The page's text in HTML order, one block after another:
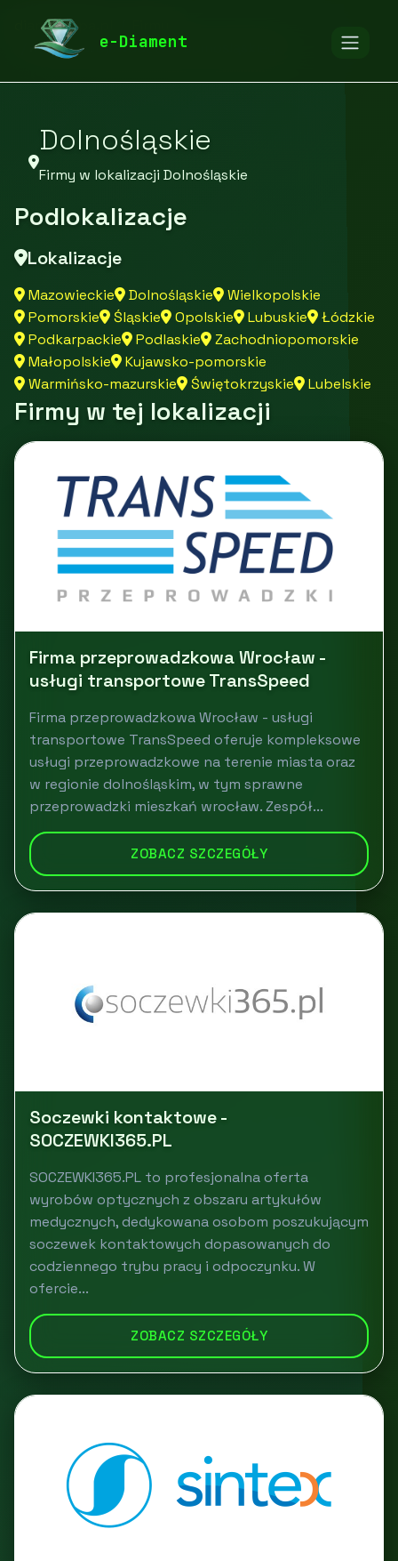
e-Diament
diamentspa.pl
Firmy z województwa Dolnośląskiego
Dolnośląskie
Firmy w lokalizacji Dolnośląskie
Podlokalizacje
Lokalizacje
Mazowieckie Dolnośląskie
Wielkopolskie
Pomorskie
Śląskie Opolskie Lubuskie
Łódzkie
Podkarpackie
Podlaskie
Zachodniopomorskie
Małopolskie
Kujawsko-pomorskie
Warmińsko-mazurskie
Świętokrzyskie Lubelskie
Firmy w tej lokalizacji
Firma przeprowadzkowa Wrocław -
usługi transportowe TransSpeed
Firma przeprowadzkowa Wrocław - usługi
transportowe TransSpeed oferuje kompleksowe
usługi przeprowadzkowe na terenie miasta oraz
w regionie dolnośląskim, w tym sprawne
przeprowadzki mieszkań wrocław. Zespół...
ZOBACZ SZCZEGÓŁY
Soczewki kontaktowe -
SOCZEWKI365.PL
SOCZEWKI365.PL to profesjonalna oferta
wyrobów optycznych z obszaru artykułów
medycznych, dedykowana osobom poszukującym
soczewek kontaktowych dopasowanych do
codziennego trybu pracy i odpoczynku. W
ofercie...
ZOBACZ SZCZEGÓŁY